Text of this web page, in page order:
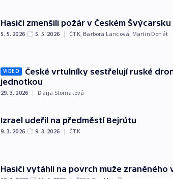
Hasiči zmenšili požár v Českém
5. 5. 2026 5. 5. 2026 | ČTK Barbora Lancová Martin Donát
VIDEO
České vrtulníky sestřelují ruské
jednotkou
29. 3. 2026 | Darja Stomatová
Izrael udeřil na předměstí Bejrútu
9. 3. 2026 9. 3. 2026 | ČTK
Hasiči vytáhli na povrch muže zraněného